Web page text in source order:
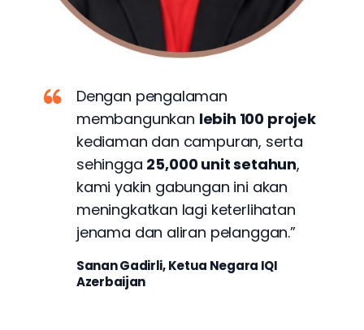
Dengan pengalaman
membangunkan lebih 100 projek
kediaman dan campuran, serta
sehingga 25,000 unit setahun,
kami yakin gabungan ini akan
meningkatkan lagi keterlihatan
jenama dan aliran pelanggan.”
Sanan Gadirli, Ketua Negara IQI
Azerbaijan